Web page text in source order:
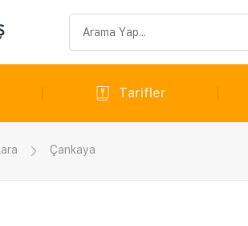
sorgusu
Tarifler
Çankaya